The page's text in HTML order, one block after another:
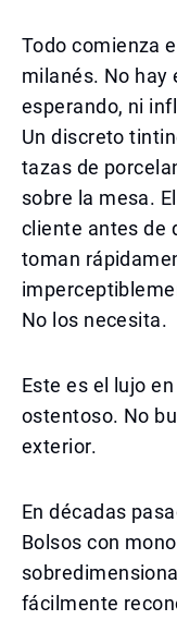
Todo comienza
milanés. No hay
esperando, ni
Un discreto
tazas de
sobre la mesa.
cliente antes de
toman
No los necesita.
Este es el lujo
ostentoso. No
exterior.
En décadas
Bolsos con
fácilmente